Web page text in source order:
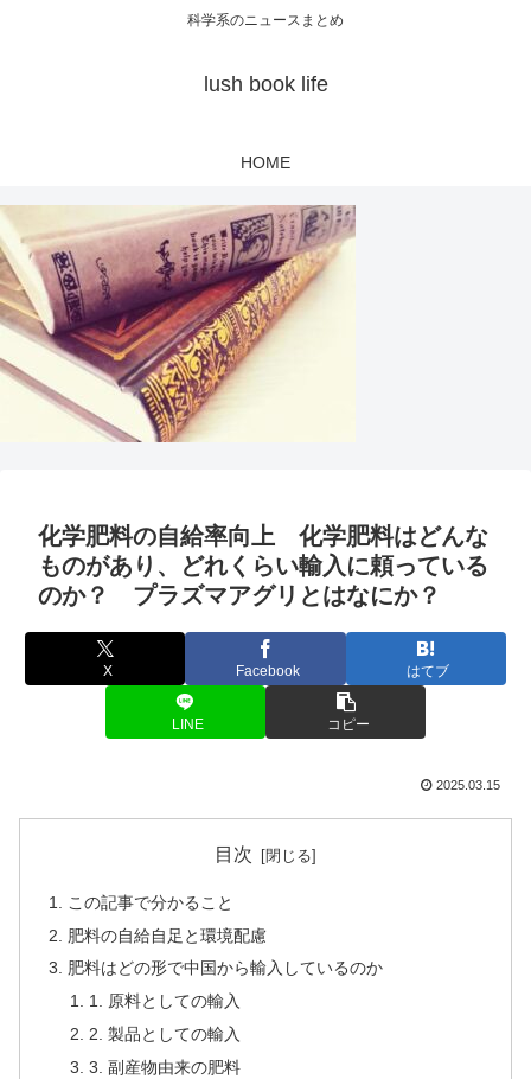
科学系のニュースまとめ
lush book life
HOME
化学肥料の自給率向上 化学肥料はどんな
ものがあり、どれくらい輸入に頼っている
のか？ プラズマアグリとはなにか？
X Facebook はてブ
LINE コピー
2025.03.15
目次
この記事で分かること
肥料の自給自足と環境配慮
肥料はどの形で中国から輸入しているのか
1. 原料としての輸入
2. 製品としての輸入
3. 副産物由来の肥料